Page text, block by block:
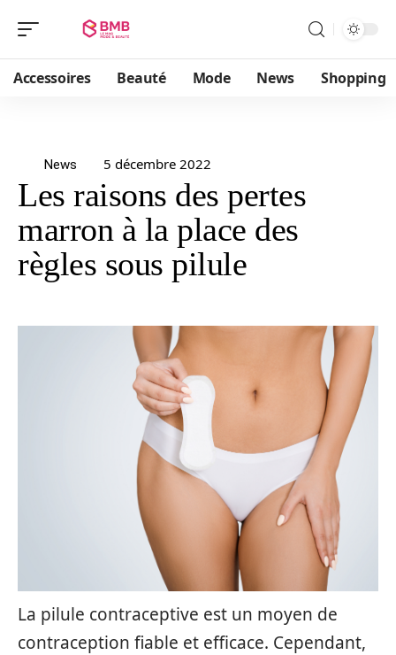
Accessoires Beauté Mode News Shopping
News 5 décembre 2022
Les raisons des pertes
marron à la place des
règles sous pilule
La pilule contraceptive est un moyen de
contraception fiable et efficace. Cependant,